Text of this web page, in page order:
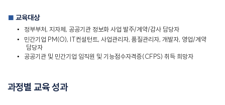
■ 교육대상
• 정부부처, 지자체, 공공기관 정보화 사업 발주/계약/감사 담당자
•
민간기업 PM(O), IT컨설턴트, 사업관리자, 품질관리자, 개발자, 영업/계약
담당자
•
공공기관 및 민간기업 임직원 및 기능점수자격증(CFPS) 취득 희망자
과정별 교육 성과